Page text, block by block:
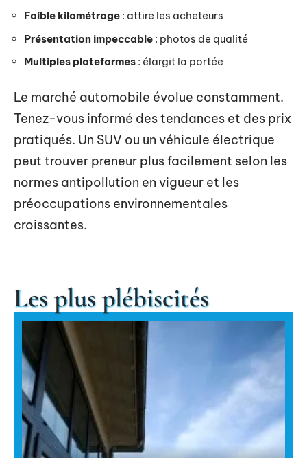
Faible kilométrage : attire les acheteurs
Présentation impeccable : photos de qualité
Multiples plateformes : élargit la portée
Le marché automobile évolue constamment.
Tenez-vous informé des tendances et des prix
pratiqués. Un SUV ou un véhicule électrique
peut trouver preneur plus facilement selon les
normes antipollution en vigueur et les
préoccupations environnementales
croissantes.
Les plus plébiscités